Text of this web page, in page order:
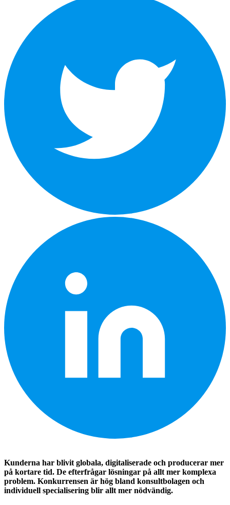
Kunderna har blivit globala, digitaliserade och producerar mer
på kortare tid. De efterfrågar lösningar på allt mer komplexa
problem. Konkurrensen är hög bland konsultbolagen och
individuell specialisering blir allt mer nödvändig.